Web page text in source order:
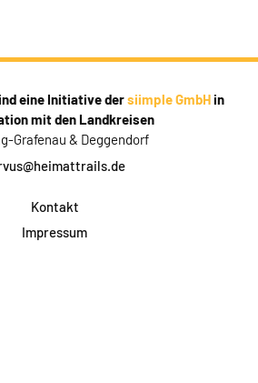
eine Initiative dersiimple GmbHin
mit den Landkreisen
Grafenau & Deggendorf
Kontakt
Impressum